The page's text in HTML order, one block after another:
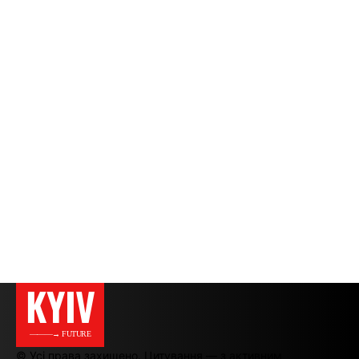
KYIV
———→ FUTURE
© Усі права захищено. Цитування — з активним